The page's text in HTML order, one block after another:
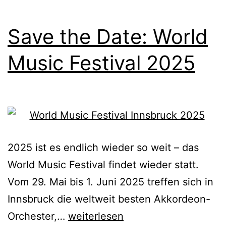
Save the Date: World
Music Festival 2025
2025 ist es endlich wieder so weit – das
World Music Festival findet wieder statt.
Vom 29. Mai bis 1. Juni 2025 treffen sich in
Innsbruck die weltweit besten Akkordeon-
Orchester,… Save
weiterlesen